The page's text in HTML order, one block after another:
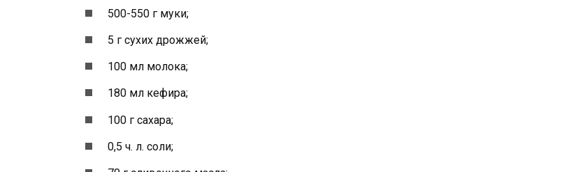
500-550 г муки;
5 г сухих дрожжей;
100 мл молока;
180 мл кефира;
100 г сахара;
0,5 ч. л. соли;